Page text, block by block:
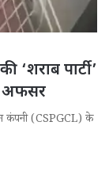
‘शराब पार्टी’
अफसर
कंपनी (CSPGCL) के